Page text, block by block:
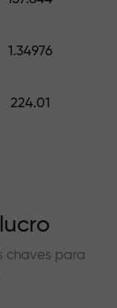
1.34976
224.01
chaves para